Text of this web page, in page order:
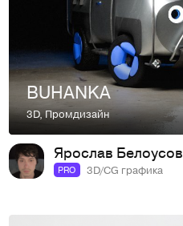
BUHANKA
3D,Промдизайн
Ярослав Белоусов
PRO 3D/CG графика